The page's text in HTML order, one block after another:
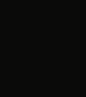
onglet
un nouvel onglet
un nouvel onglet
dans un nouvel